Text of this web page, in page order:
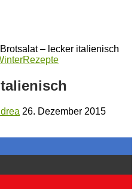
Brotsalat – lecker italienisch
Rezepte
26. Dezember 2015